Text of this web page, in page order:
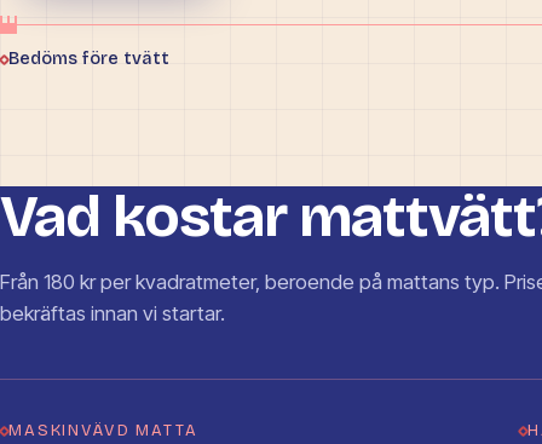
Bedöms före tvätt
Vad kostar
Från 180 kr per kvadratmeter, beroende på mattans typ.
bekräftas innan vi startar.
MASKINVÄVD MATTA